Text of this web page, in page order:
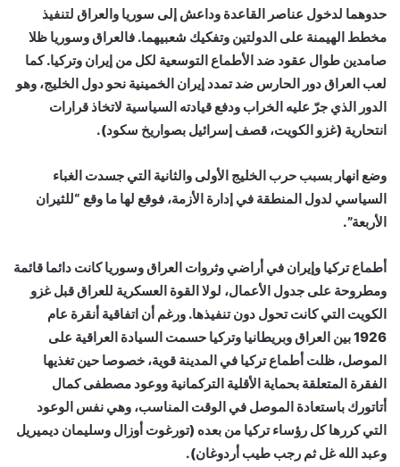
حدوهما لدخول عناصر القاعدة وداعش إلى سوريا والعراق لتنفيذ
مخطط الهيمنة على الدولتين وتفكيك شعبيهما. فالعراق وسوريا ظلا
صامدين طوال عقود ضد الأطماع التوسعية لكل من إيران وتركيا. كما
لعب العراق دور الحارس ضد تمدد إيران الخمينية نحو دول الخليج، وهو
الدور الذي جرّ عليه الخراب ودفع قيادته السياسية لاتخاذ قرارات
انتحارية (غزو الكويت، قصف إسرائيل بصواريخ سكود).
وضع انهار بسبب حرب الخليج الأولى والثانية التي جسدت الغباء
السياسي لدول المنطقة في إدارة الأزمة، فوقع لها ما وقع “للثيران
الأربعة”.
أطماع تركيا وإيران في أراضي وثروات العراق وسوريا كانت دائما قائمة
ومطروحة على جدول الأعمال، لولا القوة العسكرية للعراق قبل غزو
الكويت التي كانت تحول دون تنفيذها. ورغم أن اتفاقية أنقرة عام
1926 بين العراق وبريطانيا وتركيا حسمت السيادة العراقية على
الموصل، ظلت أطماع تركيا في المدينة قوية، خصوصا حين تغذيها
الفقرة المتعلقة بحماية الأقلية التركمانية ووعود مصطفى كمال
أتاتورك باستعادة الموصل في الوقت المناسب، وهي نفس الوعود
التي كررها كل رؤساء تركيا من بعده (تورغوت أوزال وسليمان ديميريل
وعبد الله غل ثم رجب طيب أردوغان).